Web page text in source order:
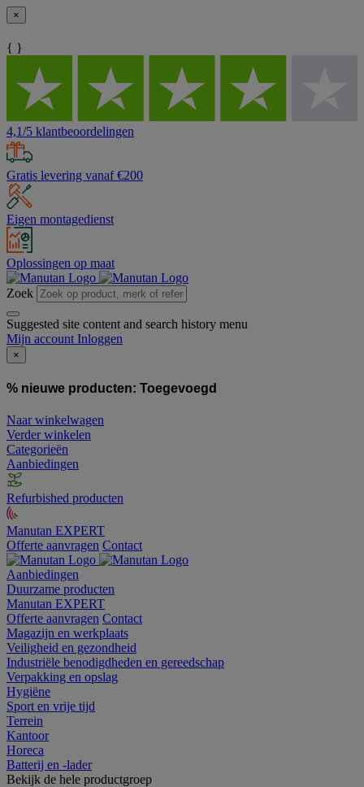
×
{ }
4,1/5 klantbeoordelingen
Gratis levering vanaf €200
Eigen montagedienst
Oplossingen op maat
Zoek
Suggested site content and search history menu
Mijn account Inloggen
×
% nieuwe producten: Toegevoegd
Naar winkelwagen
Verder winkelen
Categorieën
Aanbiedingen
Refurbished producten
Manutan EXPERT
Offerte aanvragen Contact
Aanbiedingen
Duurzame producten
Manutan EXPERT
Offerte aanvragen Contact
Magazijn en werkplaats
Veiligheid en gezondheid
Industriële benodigdheden en gereedschap
Verpakking en opslag
Hygiëne
Sport en vrije tijd
Terrein
Kantoor
Horeca
Batterij en -lader
Bekijk de hele productgroep